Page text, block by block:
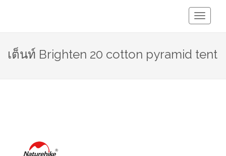
Toggle
เต็นท์ Brighten 20 cotton pyramid tent